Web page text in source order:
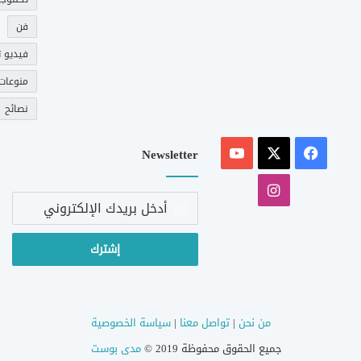
فن
فيديو
نصائح
فيسبوك
‫YouTube
انستقرام
Newsletter
أدخل
الإلكتروني
من نحن |تواصل معنا |سياسة الخصوصية
جميع الحقوق محفوظة 2019 ©
مدى بوست